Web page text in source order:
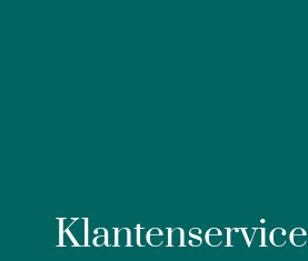
Klantenservice